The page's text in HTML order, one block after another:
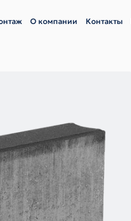
О компании Контакты